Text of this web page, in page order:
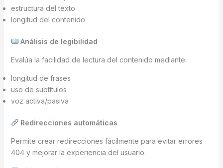
estructura del texto
longitud del contenido
Análisis de legibilidad
Evalúa la facilidad de lectura del contenido mediante:
longitud de frases
uso de subtítulos
voz activa/pasiva
Redirecciones automáticas
Permite crear redirecciones fácilmente para evitar errores
404 y mejorar la experiencia del usuario.